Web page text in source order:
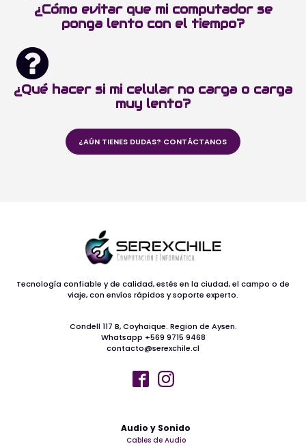
¿Cómo evitar que mi computador se
ponga lento con el tiempo?
¿Qué hacer si mi celular no carga o carga
muy lento?
¿AÚN TIENES DUDAS? CONTÁCTANOS
Audio y Sonido
Cables de Audio
Tecnología confiable y de calidad, estés en la ciudad, el campo o de
viaje, con envíos rápidos y soporte experto.
Condell 117 B, Coyhaique. Region de Aysen.
Whatsapp +569 9715 9468
contacto@serexchile.cl